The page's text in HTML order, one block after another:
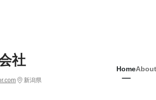
社
新潟県
Home